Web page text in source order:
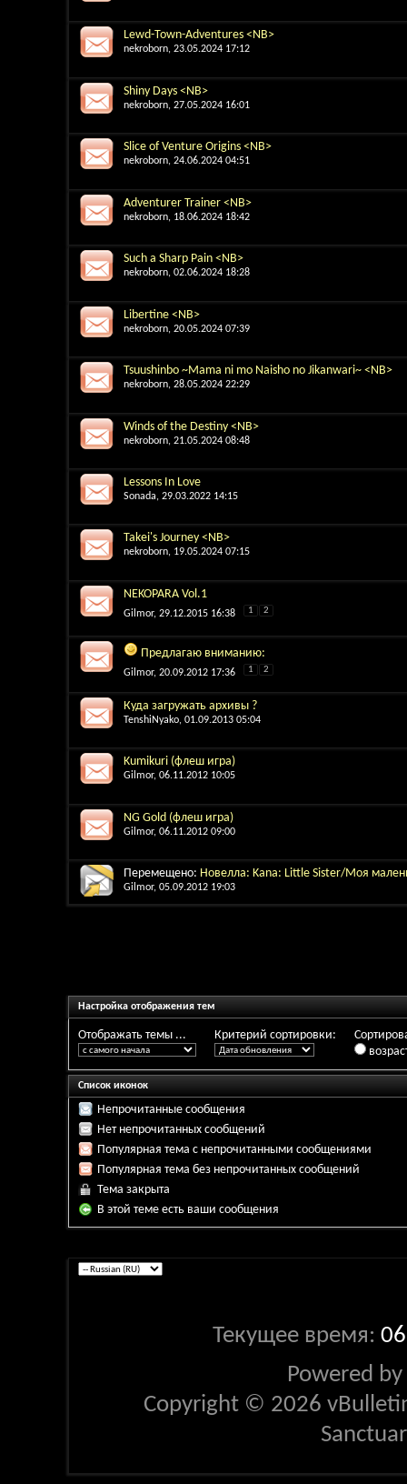
Lewd-Town-Adventures <NB>
nekroborn, 23.05.2024 17:12
Shiny Days <NB>
nekroborn, 27.05.2024 16:01
Slice of Venture Origins <NB>
nekroborn, 24.06.2024 04:51
Adventurer Trainer <NB>
nekroborn, 18.06.2024 18:42
Such a Sharp Pain <NB>
nekroborn, 02.06.2024 18:28
Libertine <NB>
nekroborn, 20.05.2024 07:39
Tsuushinbo ~Mama ni mo Naisho no Jikanwari~ <NB>
nekroborn, 28.05.2024 22:29
Winds of the Destiny <NB>
nekroborn, 21.05.2024 08:48
Lessons In Love
Sonada, 29.03.2022 14:15
Takei's Journey <NB>
nekroborn, 19.05.2024 07:15
NEKOPARA Vol.1
Gilmor, 29.12.2015 16:38 1 2
Предлагаю вниманию:
Gilmor, 20.09.2012 17:36 1 2
Куда загружать архивы ?
TenshiNyako, 01.09.2013 05:04
Kumikuri (флеш игра)
Gilmor, 06.11.2012 10:05
NG Gold (флеш игра)
Gilmor, 06.11.2012 09:00
Перемещено: Новелла: Kana: Little Sister/Моя
Gilmor, 05.09.2012 19:03
Настройка отображения тем
Отображать темы ... Критерий сортировки:
Список иконок
Непрочитанные сообщения
Нет непрочитанных сообщений
Популярная тема с непрочитанными сообщениями
Популярная тема без непрочитанных сообщений
Тема закрыта
В этой теме есть ваши сообщения
Текущее время:
Powered by
Copyright © 2026